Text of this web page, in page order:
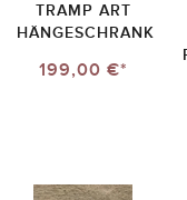
TRAMP ART
HÄNGESCHRANK
199,00 €*